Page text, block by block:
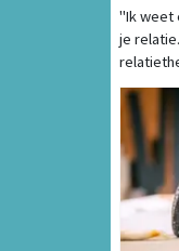
"Ik weet
je